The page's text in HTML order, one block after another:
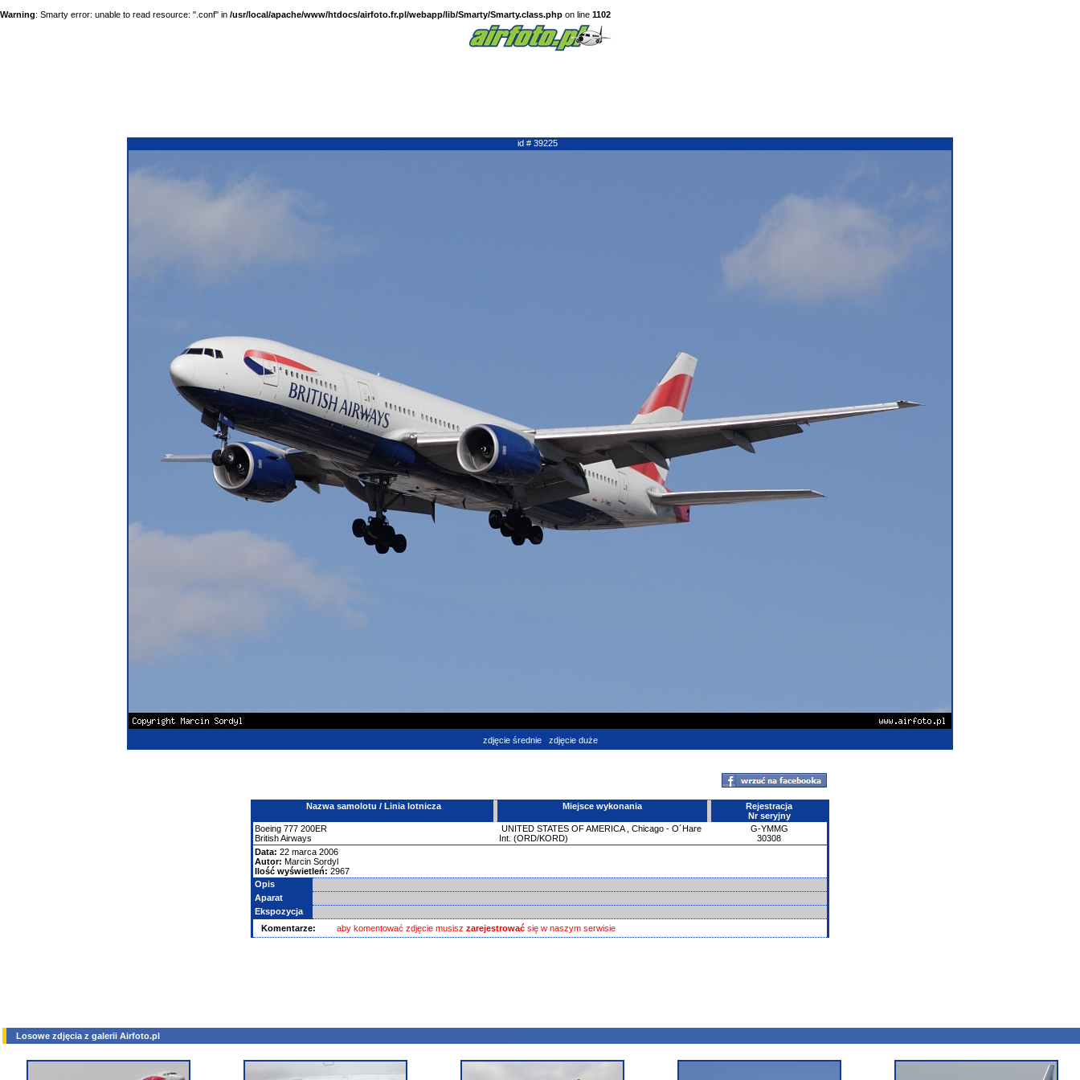
Warning: Smarty error: unable to read resource: ".conf" in /usr/local/apache/www/htdocs/airfoto.fr.pl/webapp/lib/Smarty/Smarty.class.php on line 1102
id # 39225
zdjęcie średnie zdjęcie duże
Nazwa samolotu / Linia lotnicza Miejsce wykonania
Rejestracja
Nr seryjny
Boeing 777 200ER
British Airways
UNITED STATES OF AMERICA, Chicago - O´Hare
Int. (ORD/KORD)
G-YMMG
30308
Data: 22 marca 2006
Autor: Marcin Sordyl
Ilość wyświetleń: 2967
Opis
Aparat
Ekspozycja
Komentarze:
aby komentować zdjęcie musisz zarejestrować się w naszym serwisie
Losowe zdjęcia z galerii Airfoto.pl